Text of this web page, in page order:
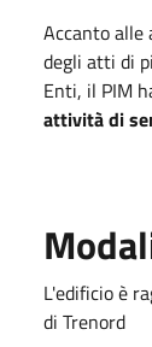
Accanto alle
degli atti di
Enti, il PIM
attività di
L'edificio è
di Trenord